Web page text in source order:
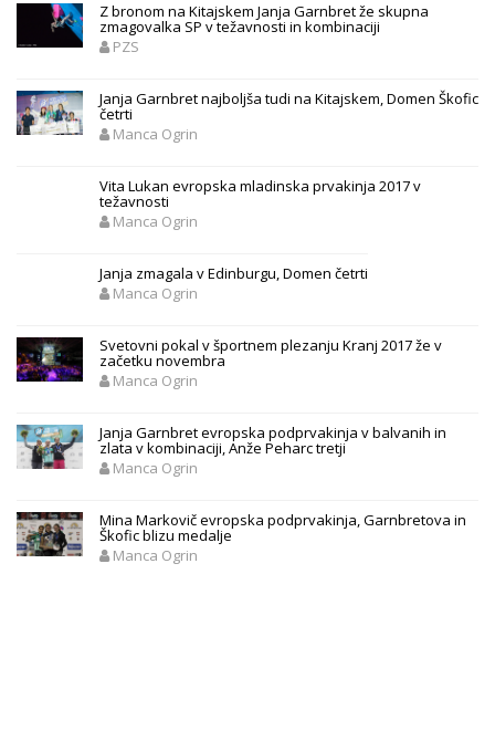
Z bronom na Kitajskem Janja Garnbret že skupna
zmagovalka SP v težavnosti in kombinaciji
PZS
Janja Garnbret najboljša tudi na Kitajskem, Domen Škofic
četrti
Manca Ogrin
Vita Lukan evropska mladinska prvakinja 2017 v
težavnosti
Manca Ogrin
Janja zmagala v Edinburgu, Domen četrti
Manca Ogrin
Svetovni pokal v športnem plezanju Kranj 2017 že v
začetku novembra
Manca Ogrin
Janja Garnbret evropska podprvakinja v balvanih in
zlata v kombinaciji, Anže Peharc tretji
Manca Ogrin
Mina Markovič evropska podprvakinja, Garnbretova in
Škofic blizu medalje
Manca Ogrin